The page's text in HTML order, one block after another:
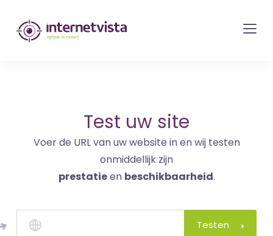
internetvista
monitoring
en
internetdiensten
Uptime
is
money
Test uw site
Voer de URL van uw website in en wij testen
onmiddellijk zijn
prestatieen beschikbaarheid.
Testen